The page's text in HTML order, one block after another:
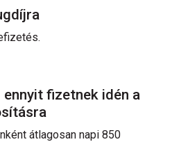
fizetnek idén a
átlagosan napi 850